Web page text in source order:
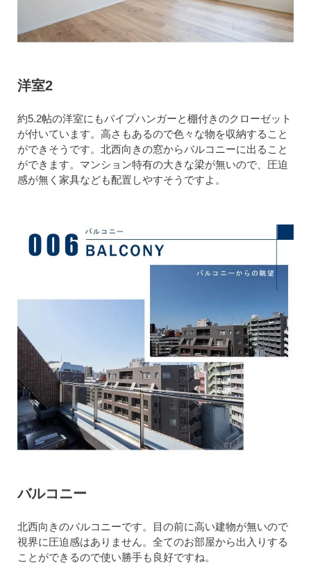
洋室2
約5.2帖の洋室にもパイプハンガーと棚付きのクローゼット
が付いています。高さもあるので色々な物を収納すること
ができそうです。北西向きの窓からバルコニーに出ること
ができます。マンション特有の大きな梁が無いので、圧迫
感が無く家具なども配置しやすそうですよ。
バルコニー
北西向きのバルコニーです。目の前に高い建物が無いので
視界に圧迫感はありません。全てのお部屋から出入りする
ことができるので使い勝手も良好ですね。